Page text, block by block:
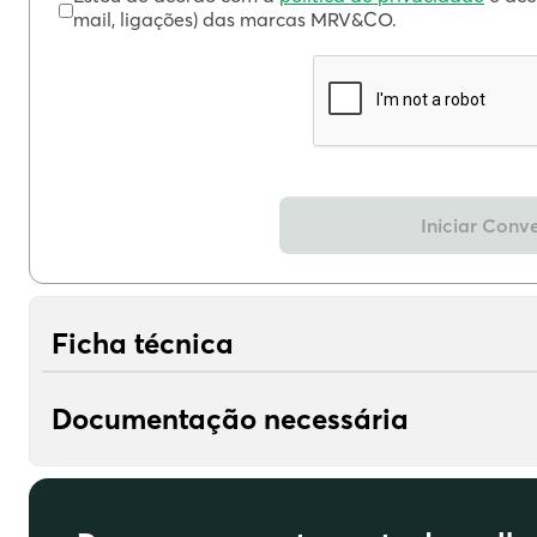
mail, ligações) das marcas MRV&CO.
Iniciar
Ficha técnica
Documentação necessária